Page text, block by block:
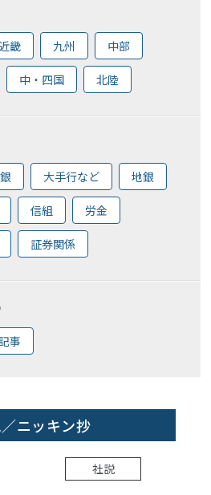
近畿 九州 中部
中・四国 北陸
大手行など 地銀
信組 労金
証券関係
事
ニッキン抄
社説